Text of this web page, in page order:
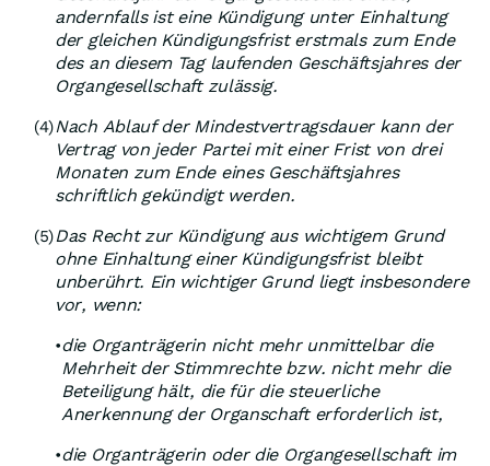
andernfalls ist eine Kündigung unter Einhaltung
der gleichen Kündigungsfrist erstmals zum Ende
des an diesem Tag laufenden Geschäftsjahres der
Organgesellschaft zulässig.
(4)Nach Ablauf der Mindestvertragsdauer kann der
Vertrag von jeder Partei mit einer Frist von drei
Monaten zum Ende eines Geschäftsjahres
schriftlich gekündigt werden.
(5)Das Recht zur Kündigung aus wichtigem Grund
ohne Einhaltung einer Kündigungsfrist bleibt
unberührt. Ein wichtiger Grund liegt insbesondere
vor, wenn:
•die Organträgerin nicht mehr unmittelbar die
Mehrheit der Stimmrechte bzw. nicht mehr die
Beteiligung hält, die für die steuerliche
Anerkennung der Organschaft erforderlich ist,
•die Organträgerin oder die Organgesellschaft im